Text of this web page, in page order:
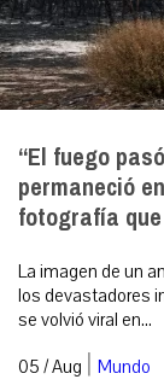
“El fuego
permaneció
fotografía
La imagen de un
los devastadores
se volvió viral en...
05 / Aug | Mundo